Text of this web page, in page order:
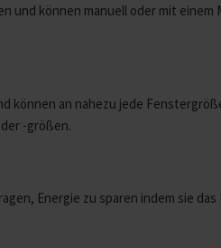
und können manuell oder mit
können an nahezu jede
-größen.
Energie zu sparen indem sie